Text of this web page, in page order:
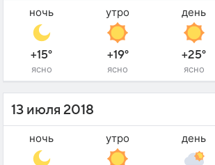
ночь
+15°
ясно
утро
+19°
ясно
день
+25°
ясно
13 июля 2018
ночь утро день